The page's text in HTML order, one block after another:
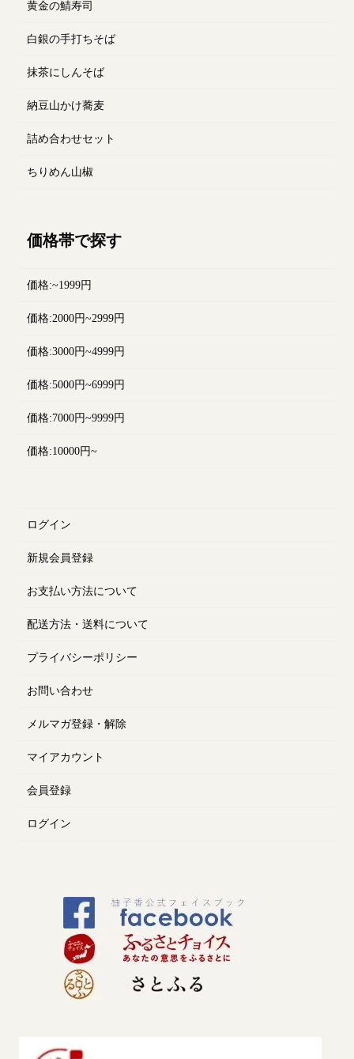
黄金の鯖寿司
白銀の手打ちそば
抹茶にしんそば
納豆山かけ蕎麦
詰め合わせセット
ちりめん山椒
価格帯で探す
価格:~1999円
価格:2000円~2999円
価格:3000円~4999円
価格:5000円~6999円
価格:7000円~9999円
価格:10000円~
ログイン
新規会員登録
お支払い方法について
配送方法・送料について
プライバシーポリシー
お問い合わせ
メルマガ登録・解除
マイアカウント
会員登録
ログイン